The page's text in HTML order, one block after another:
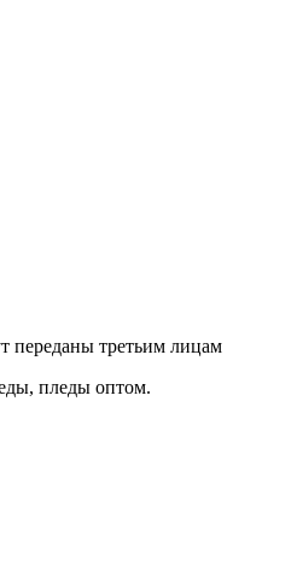
переданы третьим лицам
пледы оптом.